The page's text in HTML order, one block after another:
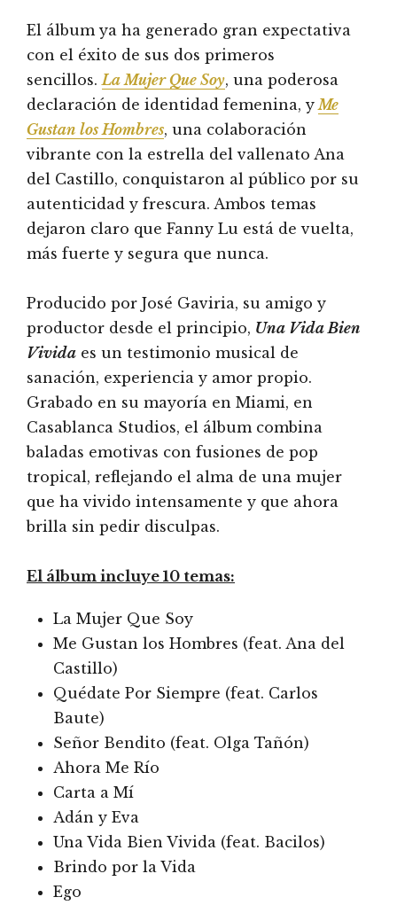
El álbum ya ha generado gran expectativa
con el éxito de sus dos primeros
sencillos.La Mujer Que Soy, una poderosa
declaración de identidad femenina, y Me
Gustan los Hombres, una colaboración
vibrante con la estrella del vallenato Ana
del Castillo, conquistaron al público por su
autenticidad y frescura. Ambos temas
dejaron claro que Fanny Lu está de vuelta,
más fuerte y segura que nunca.
Producido por José Gaviria, su amigo y
productor desde el principio, Una Vida Bien
Vivida es un testimonio musical de
sanación, experiencia y amor propio.
Grabado en su mayoría en Miami, en
Casablanca Studios, el álbum combina
baladas emotivas con fusiones de pop
tropical, reflejando el alma de una mujer
que ha vivido intensamente y que ahora
brilla sin pedir disculpas.
El álbum incluye 10 temas:
La Mujer Que Soy
Me Gustan los Hombres (feat. Ana del
Castillo)
Quédate Por Siempre (feat. Carlos
Baute)
Señor Bendito (feat. Olga Tañón)
Ahora Me Río
Carta a Mí
Adán y Eva
Una Vida Bien Vivida (feat. Bacilos)
Brindo por la Vida
Ego